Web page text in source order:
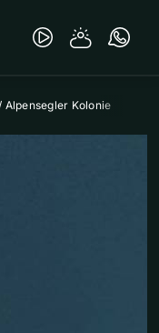
Alpensegler Kolonie